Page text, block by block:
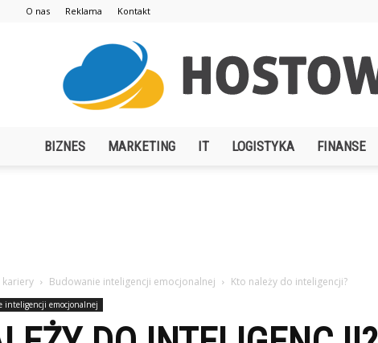
O nas Reklama Kontakt
BIZNES MARKETING IT LOGISTYKA FINANSE
kariery Budowanie inteligencji emocjonalnej Kto należy do inteligencji?
inteligencji emocjonalnej